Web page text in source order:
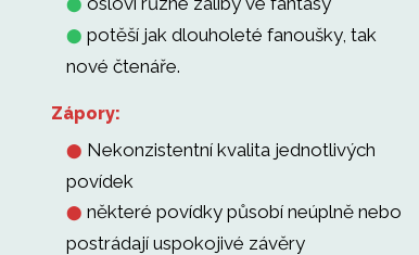
⬤
⬤ potěší jak dlouholeté fanoušky, tak
nové čtenáře.
Zápory:
⬤ Nekonzistentní kvalita jednotlivých
povídek
⬤ některé povídky působí neúplně nebo
postrádají uspokojivé závěry